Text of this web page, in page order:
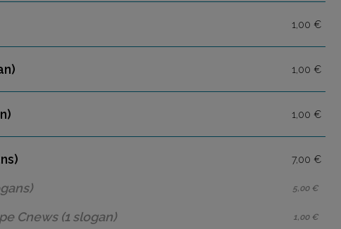
1,00 €
1,00 €
1,00 €
7,00 €
5,00 €
Cnews(1 slogan) 1,00 €